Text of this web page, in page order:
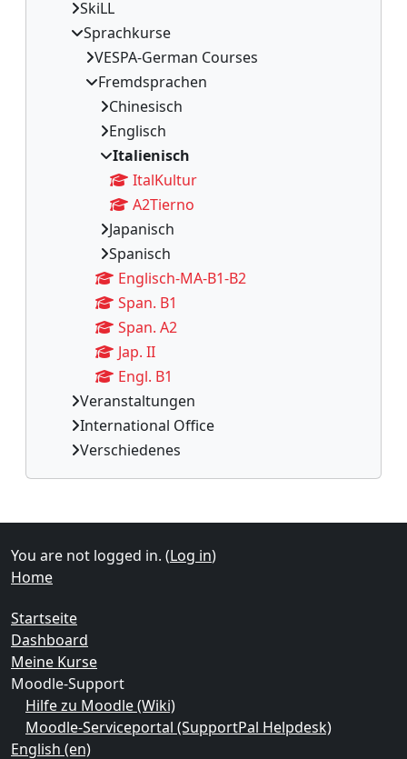
SkiLL
Sprachkurse
VESPA-German Courses
Fremdsprachen
Chinesisch
Englisch
Italienisch
ItalKultur
A2Tierno
Japanisch
Spanisch
Englisch-MA-B1-B2
Span. B1
Span. A2
Jap. II
Engl. B1
Veranstaltungen
International Office
Verschiedenes
Supplementary blocks
You are not logged in. (Log in)
Home
Startseite
Dashboard
Meine Kurse
Moodle-Support
Hilfe zu Moodle (Wiki)
Moodle-Serviceportal (SupportPal Helpdesk)
English ‎(en)‎